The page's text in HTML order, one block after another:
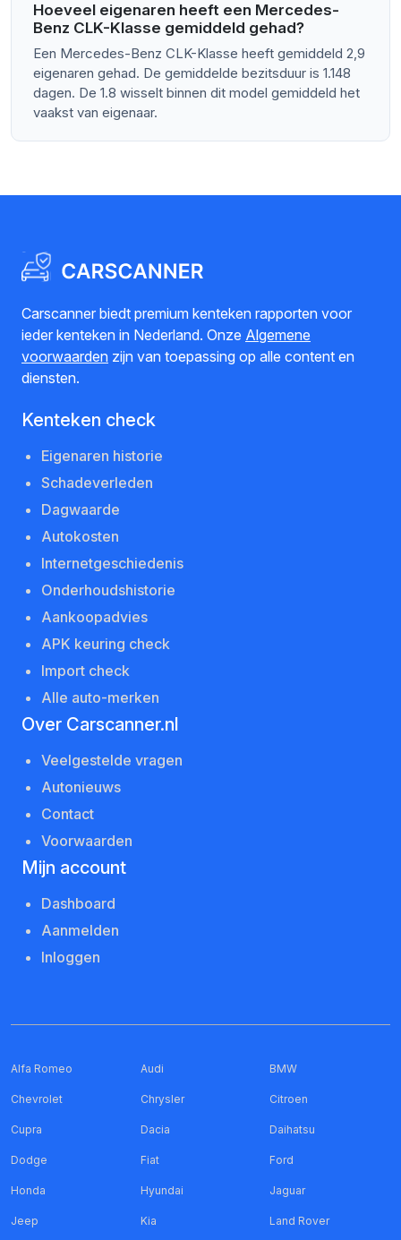
Hoeveel eigenaren heeft een Mercedes-
Benz CLK-Klasse gemiddeld gehad?
Een Mercedes-Benz CLK-Klasse heeft gemiddeld 2,9
eigenaren gehad. De gemiddelde bezitsduur is 1.148
dagen. De 1.8 wisselt binnen dit model gemiddeld het
vaakst van eigenaar.
Carscanner biedt premium kenteken rapporten voor
ieder kenteken in Nederland. Onze Algemene
voorwaarden zijn van toepassing op alle content en
diensten.
Kenteken check
Eigenaren historie
Schadeverleden
Dagwaarde
Autokosten
Internetgeschiedenis
Onderhoudshistorie
Aankoopadvies
APK keuring check
Import check
Alle auto-merken
Over Carscanner.nl
Veelgestelde vragen
Autonieuws
Contact
Voorwaarden
Mijn account
Dashboard
Aanmelden
Inloggen
Alfa Romeo Audi BMW
Chevrolet Chrysler Citroen
Cupra Dacia Daihatsu
Dodge Fiat Ford
Honda Hyundai Jaguar
Jeep Kia Land Rover